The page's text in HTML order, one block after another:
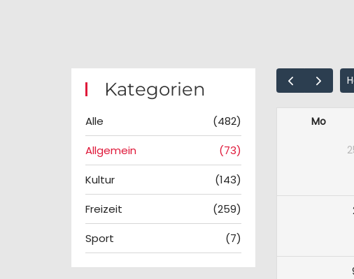
Kategorien
Alle
(482)
Allgemein
(73)
Kultur
(143)
Freizeit
(259)
Sport
(7)
Mo